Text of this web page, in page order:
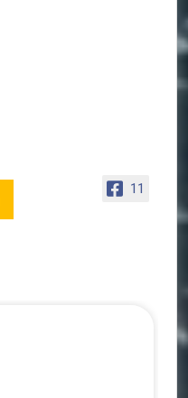
11